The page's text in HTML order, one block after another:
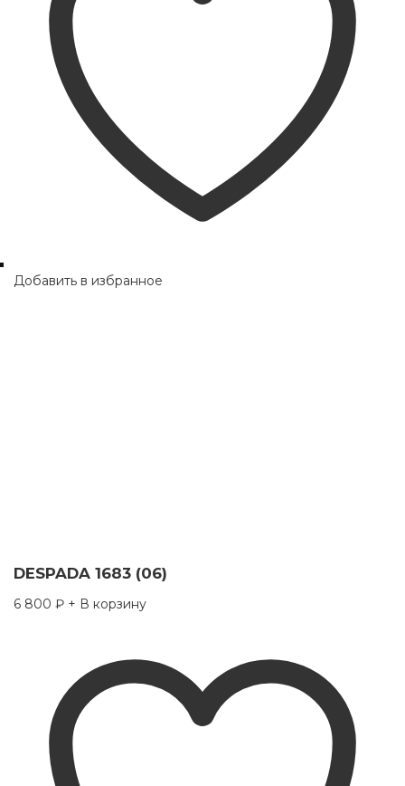
Добавить в избранное
DESPADA 1683 (06)
6 800 ₽ + В корзину